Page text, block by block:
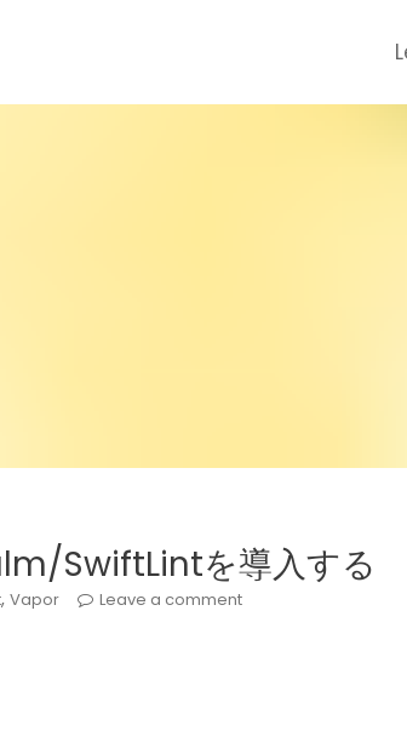
SwiftLintを導入する
, Vapor Leave a comment